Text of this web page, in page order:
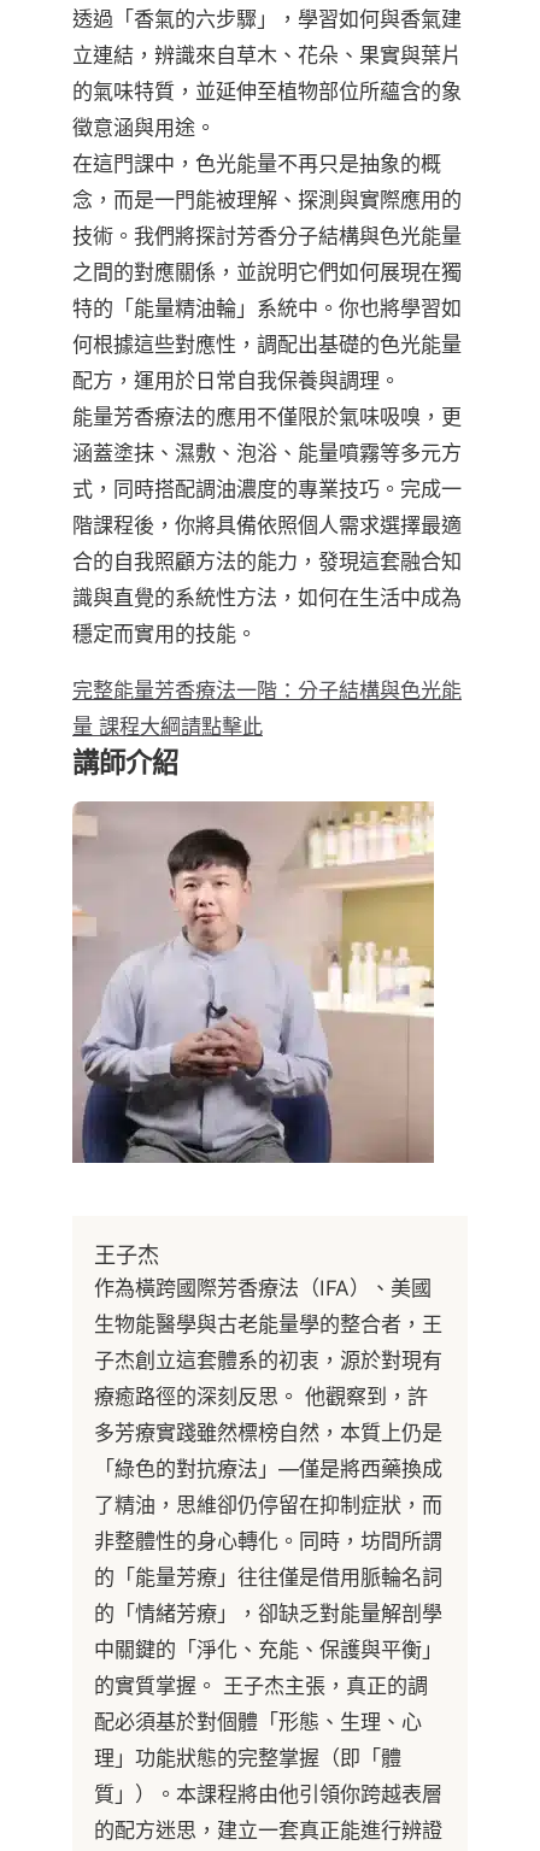
透過「香氣的六步驟」，學習如何與香氣建
立連結，辨識來自草木、花朵、果實與葉片
的氣味特質，並延伸至植物部位所蘊含的象
徵意涵與用途。
在這門課中，色光能量不再只是抽象的概
念，而是一門能被理解、探測與實際應用的
技術。我們將探討芳香分子結構與色光能量
之間的對應關係，並說明它們如何展現在獨
特的「能量精油輪」系統中。你也將學習如
何根據這些對應性，調配出基礎的色光能量
配方，運用於日常自我保養與調理。
能量芳香療法的應用不僅限於氣味吸嗅，更
涵蓋塗抹、濕敷、泡浴、能量噴霧等多元方
式，同時搭配調油濃度的專業技巧。完成一
階課程後，你將具備依照個人需求選擇最適
合的自我照顧方法的能力，發現這套融合知
識與直覺的系統性方法，如何在生活中成為
穩定而實用的技能。
完整能量芳香療法一階：分子結構與色光能
量 課程大綱請點擊此
講師介紹
王子杰
作為橫跨國際芳香療法（IFA）、美國
生物能醫學與古老能量學的整合者，王
子杰創立這套體系的初衷，源於對現有
療癒路徑的深刻反思。 他觀察到，許
多芳療實踐雖然標榜自然，本質上仍是
「綠色的對抗療法」—僅是將西藥換成
了精油，思維卻仍停留在抑制症狀，而
非整體性的身心轉化。同時，坊間所謂
的「能量芳療」往往僅是借用脈輪名詞
的「情緒芳療」，卻缺乏對能量解剖學
中關鍵的「淨化、充能、保護與平衡」
的實質掌握。 王子杰主張，真正的調
配必須基於對個體「形態、生理、心
理」功能狀態的完整掌握（即「體
質」）。本課程將由他引領你跨越表層
的配方迷思，建立一套真正能進行辨證